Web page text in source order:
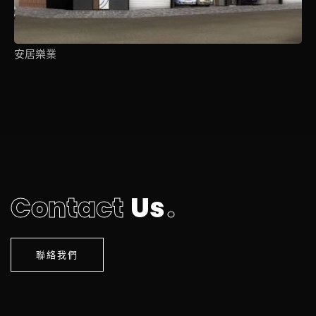
安居樂業
Contact Us.
聯絡我們